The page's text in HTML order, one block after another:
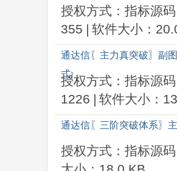
授权方式：指标源码
355 | 软件大小：
通达信〖主力真突破〗副
式]
授权方式：指标源码
1226 | 软件大小：
通达信〖三阶突破体系〗
授权方式：指标源码